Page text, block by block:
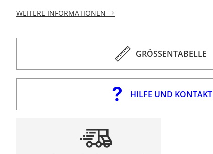
WEITERE INFORMATIONEN
GRÖSSENTABELLE
HILFE UND KONTAKT